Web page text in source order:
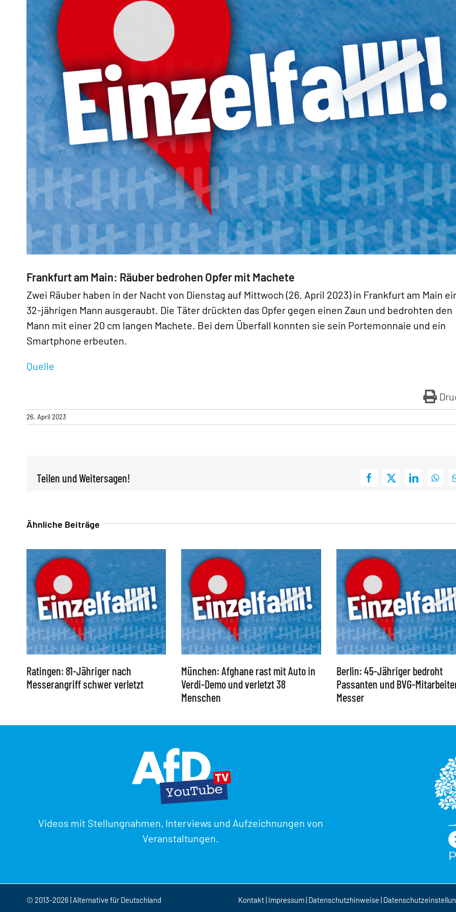
«
Frankfurt am Main: Räuber bedrohen Opfer mit Machete
Zwei Räuber haben in der Nacht von Dienstag auf Mittwoch (26. April 2023) in Frankfurt am Main
32-jährigen Mann ausgeraubt. Die Täter drückten das Opfer gegen einen Zaun und bedrohten den
Mann mit einer 20 cm langen Machete. Bei dem Überfall konnten sie sein Portemonnaie und ein
Smartphone erbeuten.
Quelle
26. April 2023
Teilen und Weitersagen! Facebook
X LinkedIn
Ähnliche Beiträge
Ratingen: 81-Jähriger nach
Messerangriff schwer verletzt
München: Afghane rast mit Auto in
Verdi-Demo und verletzt 38
Menschen
Berlin: 45-Jähriger bedroht
Passanten und BVG-
Messer
Videos mit Stellungnahmen, Interviews und Aufzeichnungen von
Veranstaltungen.
© 2013-2026 | Alternative für Deutschland Kontakt Impressum Datenschutzhinweise